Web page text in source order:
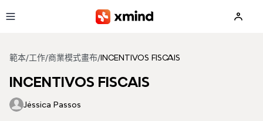
範本/工作/商業模式畫布/ INCENTIVOS FISCAIS
INCENTIVOS FISCAIS
Jéssica Passos